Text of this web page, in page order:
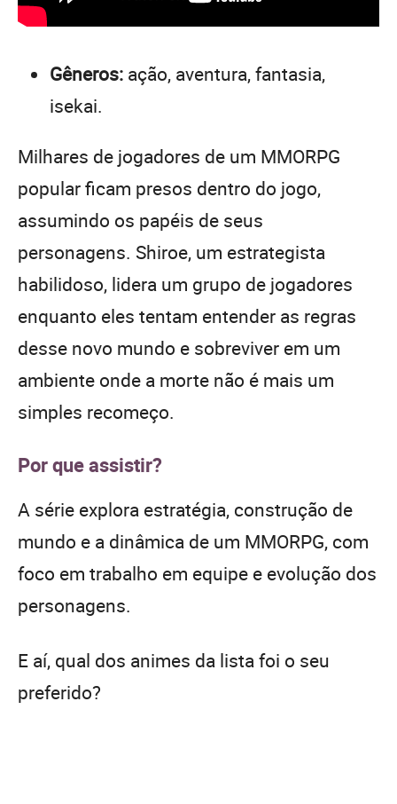
Gêneros: ação, aventura, fantasia,
isekai.
Milhares de jogadores de um MMORPG
popular ficam presos dentro do jogo,
assumindo os papéis de seus
personagens. Shiroe, um estrategista
habilidoso, lidera um grupo de jogadores
enquanto eles tentam entender as regras
desse novo mundo e sobreviver em um
ambiente onde a morte não é mais um
simples recomeço.
Por que assistir?
A série explora estratégia, construção de
mundo e a dinâmica de um MMORPG, com
foco em trabalho em equipe e evolução dos
personagens.
E aí, qual dos animes da lista foi o seu
preferido?